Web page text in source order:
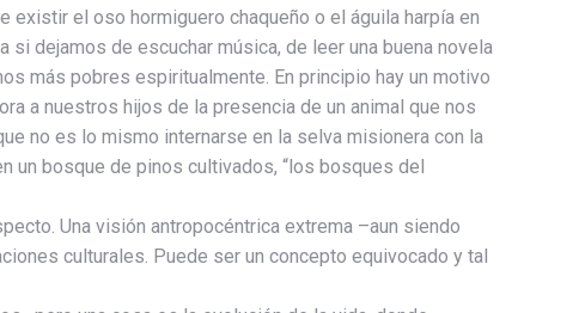
existir el oso hormiguero chaqueño o el águila harpía en
dejamos de escuchar música, de leer una buena novela
más pobres espiritualmente. En principio hay un motivo
a nuestros hijos de la presencia de un animal que nos
no es lo mismo internarse en la selva misionera con la
un bosque de pinos cultivados, “los bosques del
Una visión antropocéntrica extrema –aun siendo
culturales. Puede ser un concepto equivocado y tal